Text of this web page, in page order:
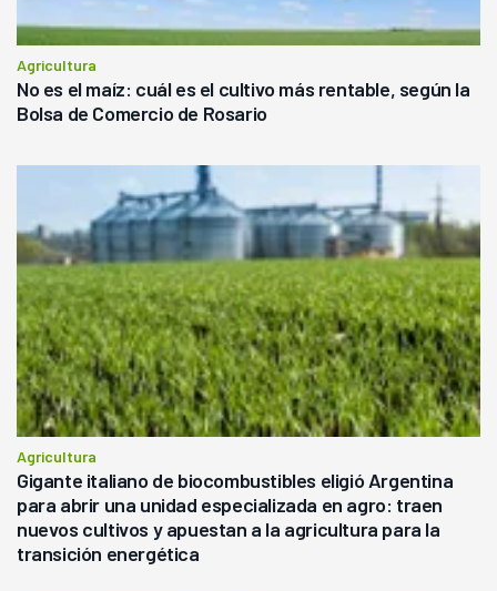
Agricultura
No es el maíz: cuál es el cultivo más rentable, según la
Bolsa de Comercio de Rosario
Agricultura
Gigante italiano de biocombustibles eligió Argentina
para abrir una unidad especializada en agro: traen
nuevos cultivos y apuestan a la agricultura para la
transición energética